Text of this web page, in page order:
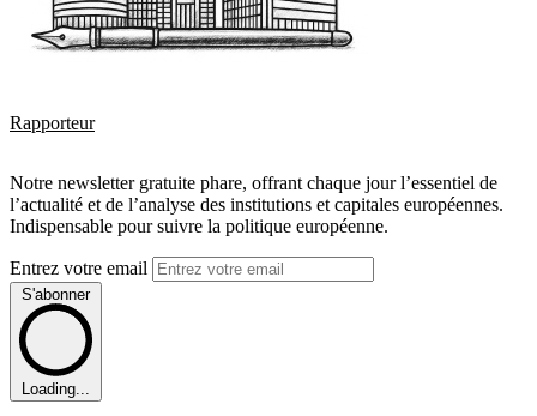
Rapporteur
Notre newsletter gratuite phare, offrant chaque jour l’essentiel de
l’actualité et de l’analyse des institutions et capitales européennes.
Indispensable pour suivre la politique européenne.
Entrez votre email
S'abonner
Loading...